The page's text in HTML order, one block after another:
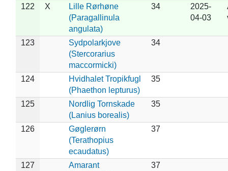
122 X
Lille Rørhøne
(Paragallinula
angulata)
34
2025-
04-03
123
Sydpolarkjove
(Stercorarius
maccormicki)
34
124
Hvidhalet Tropikfugl
(Phaethon lepturus)
35
125
Nordlig Tornskade
(Lanius borealis)
35
126
Gøglerørn
(Terathopius
ecaudatus)
37
127
Amarant
37